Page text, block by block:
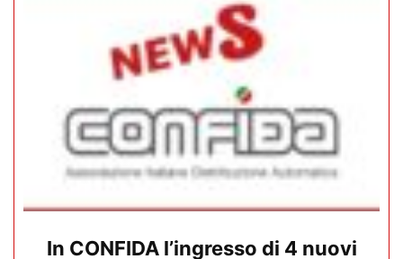
In CONFIDA l’ingresso di 4 nuovi